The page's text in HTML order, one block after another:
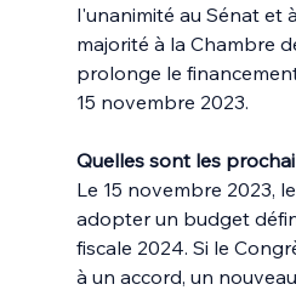
l'unanimité au Sénat et
majorité à la Chambre
prolonge le
15 novembre 2023.
Quelles sont les
Le 15 novembre 2023,
adopter un budget
fiscale 2024. Si le
à un accord, un